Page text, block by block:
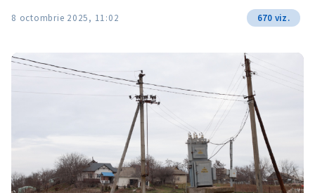
8 octombrie 2025, 11:02 670 viz.